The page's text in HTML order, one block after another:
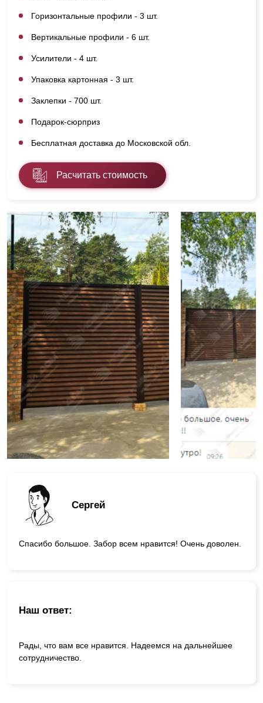
Сергей
Спасибо большое. Забор всем нравится! Очень доволен.
Наш ответ:
Рады, что вам все нравится. Надеемся на дальнейшее
сотрудничество.
Горизонтальные профили - 3 шт.
Вертикальные профили - 6 шт.
Усилители - 4 шт.
Упаковка картонная - 3 шт.
Заклепки - 700 шт.
Подарок-сюрприз
Бесплатная доставка до Московской обл.
Расчитать стоимость